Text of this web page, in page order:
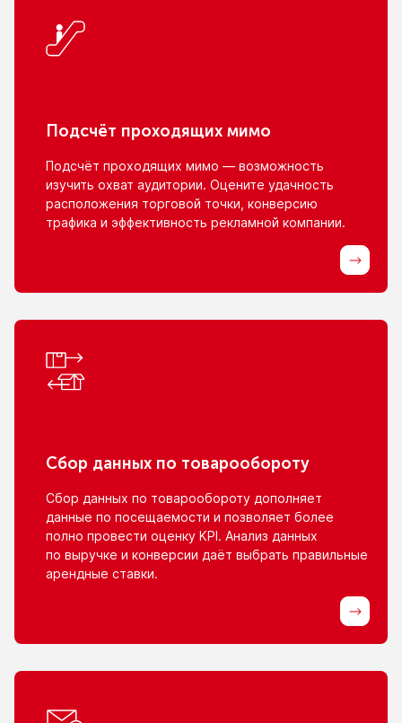
Подсчёт проходящих мимо
Подсчёт проходящих мимо — возможность
изучить охват аудитории. Оцените удачность
расположения торговой точки, конверсию
трафика и эффективность рекламной компании.
Сбор данных по товарообороту
Сбор данных по товарообороту дополняет
данные по посещаемости и позволяет более
полно провести оценку KPI. Анализ данных
по выручке и конверсии даёт выбрать правильные
арендные ставки.